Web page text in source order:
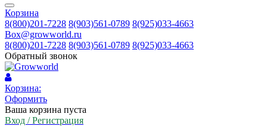
Корзина
8(800)201-7228 8(903)561-0789 8(925)033-4663
Box@growworld.ru
8(800)201-7228 8(903)561-0789 8(925)033-4663
Обратный звонок
Корзина:
Оформить
Ваша корзина пуста
Вход / Регистрация